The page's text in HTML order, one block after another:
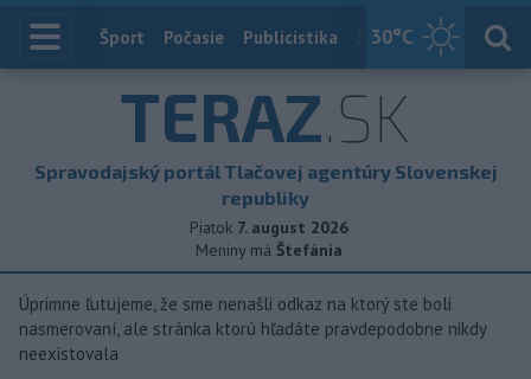
30°C
Index
Šport Počasie Publicistika Slovensko
TERAZ.SK
Spravodajský portál Tlačovej agentúry Slovenskej
republiky
Piatok 7. august 2026
Meniny má Štefánia
Úprimne ľutujeme, že sme nenašli odkaz na ktorý ste boli
nasmerovaní, ale stránka ktorú hľadáte pravdepodobne nikdy
neexistovala